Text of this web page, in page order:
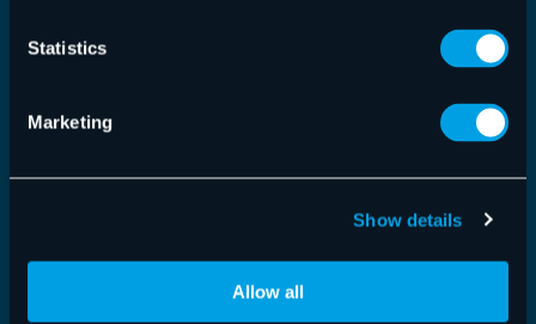
Statistics
Marketing
Show details
Allow all
365 Total Backup – Release 22. Juli 2026
22.07.2026
Dieses Release bietet Verbesserungen an der